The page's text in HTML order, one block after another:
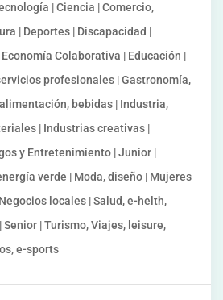
| Ciencia | Comercio,
| Deportes | Discapacidad |
Colaborativa | Educación |
profesionales | Gastronomía,
bebidas | Industria,
| Industrias creativas |
y Entretenimiento | Junior |
verde | Moda, diseño | Mujeres
locales | Salud, e-helth,
| Turismo, Viajes, leisure,
e-sports